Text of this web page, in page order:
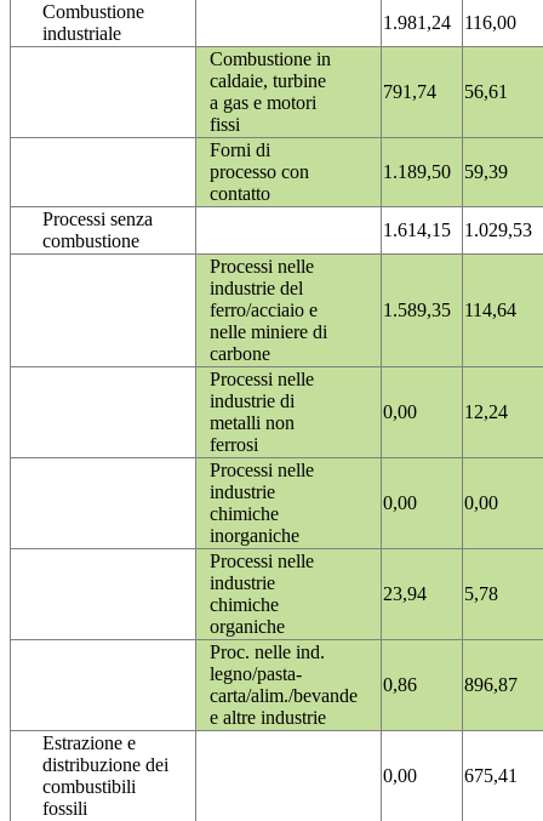
Combustione
industriale
1.981,24
116,00
Combustione in
caldaie, turbine
a gas e motori
fissi
791,74 56,61
Forni di
processo con
contatto
1.189,50 59,39
Processi senza
combustione
1.614,15
1.029,53
Processi nelle
industrie del
ferro/acciaio e
nelle miniere di
carbone
1.589,35 114,64
Processi nelle
industrie di
metalli non
ferrosi
0,00 12,24
Processi nelle
industrie
chimiche
inorganiche
0,00 0,00
Processi nelle
industrie
chimiche
organiche
23,94 5,78
Proc. nelle ind.
legno/pasta-
carta/alim./bevande
e altre industrie
0,86 896,87
Estrazione e
distribuzione dei
combustibili
fossili
0,00 675,41